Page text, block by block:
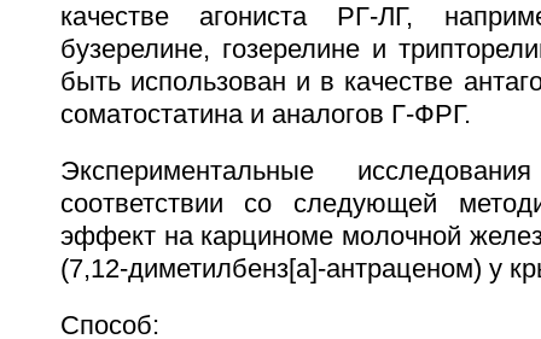
качестве агониста РГ-ЛГ,
бузерелине, гозерелине и
быть использован и в качестве
соматостатина и аналогов Г-ФРГ.
Экспериментальные
соответствии со следующей
эффект на карциноме молочной
(7,12-диметилбенз[a]-антраценом) у
Способ: